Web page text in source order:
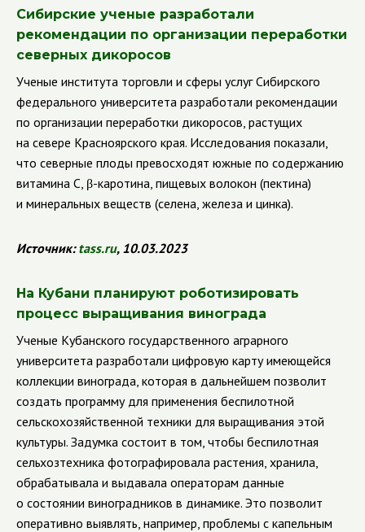
Сибирские ученые разработали
рекомендации по организации переработки
северных дикоросов
Ученые института торговли и сферы услуг Сибирского
федерального университета разработали рекомендации
по организации переработки дикоросов, растущих
на севере Красноярского края. Исследования показали,
что северные плоды превосходят южные по содержанию
витамина С, β-каротина, пищевых волокон (пектина)
и минеральных веществ (селена, железа и цинка).
Источник: tass.ru, 10.03.2023
На Кубани планируют роботизировать
процесс выращивания винограда
Ученые Кубанского государственного аграрного
университета разработали цифровую карту имеющейся
коллекции винограда, которая в дальнейшем позволит
создать программу для применения беспилотной
сельскохозяйственной техники для выращивания этой
культуры. Задумка состоит в том, чтобы беспилотная
сельхозтехника фотографировала растения, хранила,
обрабатывала и выдавала операторам данные
о состоянии виноградников в динамике. Это позволит
оперативно выявлять, например, проблемы с капельным